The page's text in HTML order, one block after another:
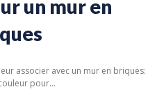
un mur en
associer avec un mur en briques:
pour...